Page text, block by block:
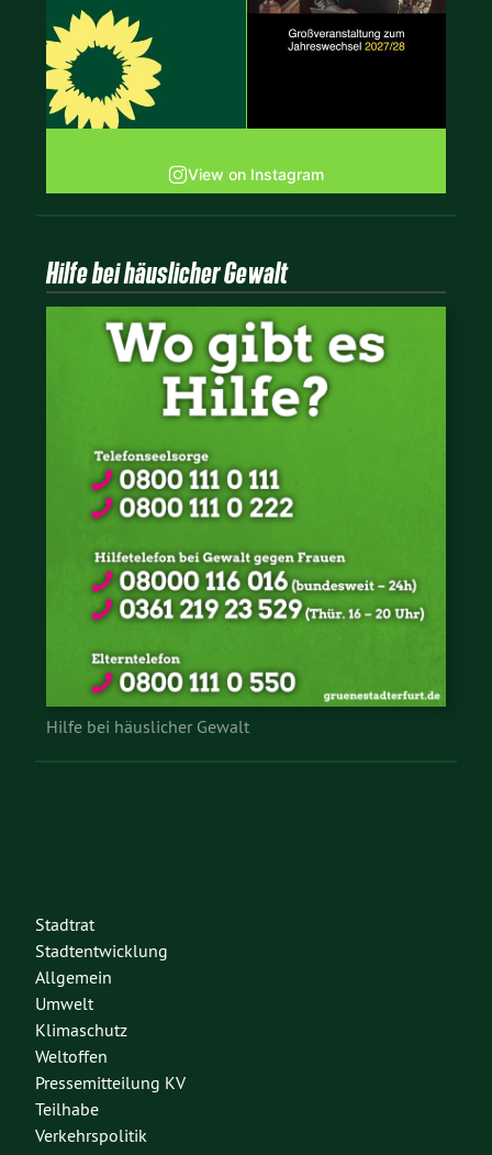
View on Instagram
Hilfe bei häuslicher Gewalt
Hilfe bei häuslicher Gewalt
Stadtrat
Stadtentwicklung
Allgemein
Umwelt
Klimaschutz
Weltoffen
Pressemitteilung KV
Teilhabe
Verkehrspolitik